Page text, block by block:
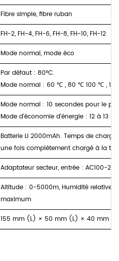
Fibre simple, fibre ruban
FH-2, FH-4, FH-6, FH-8, FH-10, FH-12
Mode normal, mode éco
Par défaut : 80°C.
Mode normal : 60 ℃ , 80 ℃ 100 ℃ ,
Mode normal : 10 secondes pour le
Mode d'économie d'énergie : 12 à 13
Batterie Li 2000mAh. Temps de
une fois complètement chargé à la
Adaptateur secteur, entrée : AC100-
Altitude : 0-5000m, Humidité relative
maximum
155 mm (L) × 50 mm (L) × 40 mm